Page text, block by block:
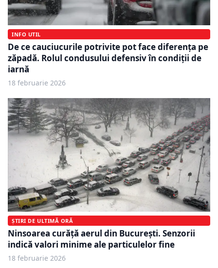
INFO UTIL
De ce cauciucurile potrivite pot face diferența pe
zăpadă. Rolul condusului defensiv în condiții de
iarnă
18 februarie 2026
ȘTIRI DE ULTIMĂ ORĂ
Ninsoarea curăță aerul din București. Senzorii
indică valori minime ale particulelor fine
18 februarie 2026